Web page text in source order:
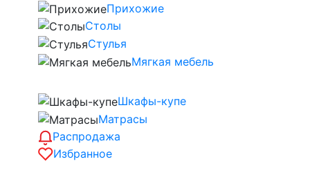
Прихожие
Столы
Стулья
Мягкая мебель
Шкафы-купе
Матрасы
Распродажа
Избранное